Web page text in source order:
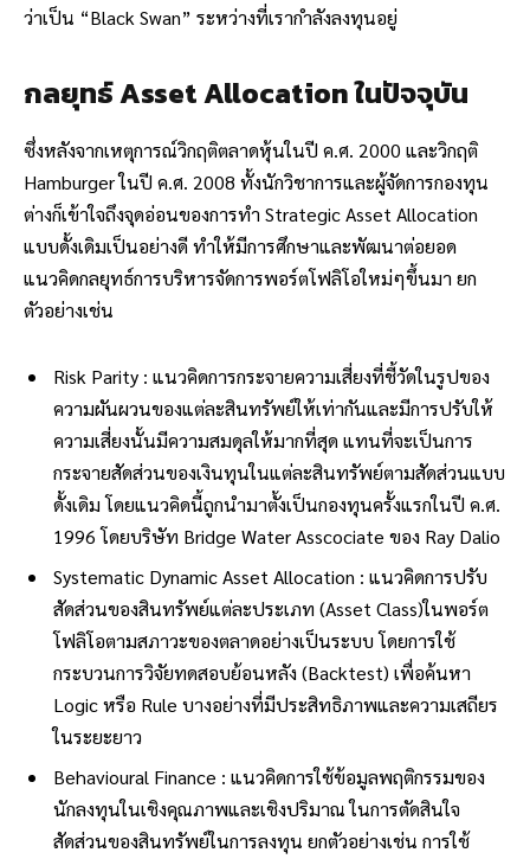
ว่าเป็น “Black Swan” ระหว่างที่เรากำลังลงทุนอยู่
กลยุทธ์ Asset Allocation ในปัจจุบัน
ซึ่งหลังจากเหตุการณ์วิกฤติตลาดหุ้นในปี ค.ศ. 2000 และวิกฤติ
Hamburger ในปี ค.ศ. 2008 ทั้งนักวิชาการและผู้จัดการกองทุน
ต่างก็เข้าใจถึงจุดอ่อนของการทำ Strategic Asset Allocation
แบบดั้งเดิมเป็นอย่างดี ทำให้มีการศึกษาและพัฒนาต่อยอด
แนวคิดกลยุทธ์การบริหารจัดการพอร์ตโฟลิโอใหม่ๆขึ้นมา ยก
ตัวอย่างเช่น
Risk Parity : แนวคิดการกระจายความเสี่ยงที่ชี้วัดในรูปของ
ความผันผวนของแต่ละสินทรัพย์ให้เท่ากันและมีการปรับให้
ความเสี่ยงนั้นมีความสมดุลให้มากที่สุด แทนที่จะเป็นการ
กระจายสัดส่วนของเงินทุนในแต่ละสินทรัพย์ตามสัดส่วนแบบ
ดั้งเดิม โดยแนวคิดนี้ถูกนำมาตั้งเป็นกองทุนครั้งแรกในปี ค.ศ.
1996 โดยบริษัท Bridge Water Asscociate ของ Ray Dalio
Systematic Dynamic Asset Allocation : แนวคิดการปรับ
สัดส่วนของสินทรัพย์แต่ละประเภท (Asset Class)ในพอร์ต
โฟลิโอตามสภาวะของตลาดอย่างเป็นระบบ โดยการใช้
กระบวนการวิจัยทดสอบย้อนหลัง (Backtest) เพื่อค้นหา
Logic หรือ Rule บางอย่างที่มีประสิทธิภาพและความเสถียร
ในระยะยาว
Behavioural Finance : แนวคิดการใช้ข้อมูลพฤติกรรมของ
นักลงทุนในเชิงคุณภาพและเชิงปริมาณ ในการตัดสินใจ
สัดส่วนของสินทรัพย์ในการลงทุน ยกตัวอย่างเช่น การใช้